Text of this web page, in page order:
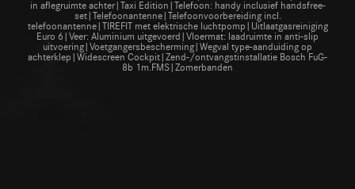
in aflegruimte achter|Taxi Edition|Telefoon: handy inclusief handsfree-
set|Telefoonantenne|Telefoonvoorbereiding incl.
telefoonantenne|TIREFIT met elektrische luchtpomp|Uitlaatgasreiniging
Euro 6|Veer: Aluminium uitgevoerd|Vloermat: laadruimte in anti-slip
uitvoering|Voetgangersbescherming|Wegval type-aanduiding op
achterklep|Widescreen Cockpit|Zend-/ontvangstinstallatie Bosch FuG-
8b 1m.FMS|Zomerbanden